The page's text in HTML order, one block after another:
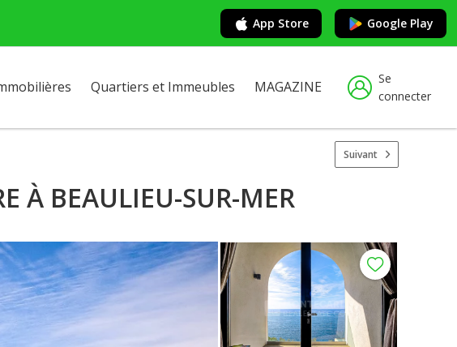
App Store Google Play
Quartiers et Immeubles MAGAZINE
Se
connecter
Suivant
À BEAULIEU-SUR-MER